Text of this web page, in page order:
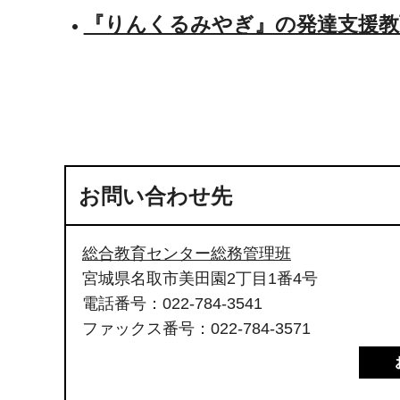
『りんくるみやぎ』の発達支援
お問い合わせ先
総合教育センター総務管理班
宮城県名取市美田園2丁目1番4号
電話番号：022-784-3541
ファックス番号：022-784-3571